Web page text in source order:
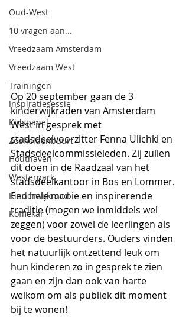
Oud-West
10 vragen aan...
Vreedzaam Amsterdam
Vreedzaam West
Trainingen
Inspiratiesessie
Kidspanel
Zeeheldenbuurt
Houthaven
Westerpark
Kinderwijkraad
Koffiekar
Op 20 september gaan de 3
kinderwijkraden van Amsterdam
West in gesprek met
stadsdeelvoorzitter Fenna Ulichki en
Stadsdeelcommissieleden. Zij zullen
dit doen in de Raadzaal van het
stadsdeelkantoor in Bos en Lommer.
Een hele mooie en inspirerende
traditie (mogen we inmiddels wel
zeggen) voor zowel de leerlingen als
voor de bestuurders. Ouders vinden
het natuurlijk ontzettend leuk om
hun kinderen zo in gesprek te zien
gaan en zijn dan ook van harte
welkom om als publiek dit moment
bij te wonen!